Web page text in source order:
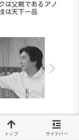
は父親であるアノ
は天下一品
トップ サイドバー